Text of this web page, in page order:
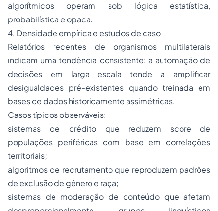
algorítmicos operam sob lógica estatística,
probabilística e opaca.
4. Densidade empírica e estudos de caso
Relatórios recentes de organismos multilaterais
indicam uma tendência consistente: a automação de
decisões em larga escala tende a amplificar
desigualdades pré-existentes quando treinada em
bases de dados historicamente assimétricas.
Casos típicos observáveis:
sistemas de crédito que reduzem score de
populações periféricas com base em correlações
territoriais;
algoritmos de recrutamento que reproduzem padrões
de exclusão de gênero e raça;
sistemas de moderação de conteúdo que afetam